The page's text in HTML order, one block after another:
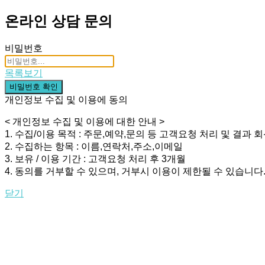
온라인 상담 문의
비밀번호
목록보기
비밀번호 확인
개인정보 수집 및 이용에 동의
< 개인정보 수집 및 이용에 대한 안내 >
1. 수집/이용 목적 : 주문,예약,문의 등 고객요청 처리 및 결과
2. 수집하는 항목 : 이름,연락처,주소,이메일
3. 보유 / 이용 기간 : 고객요청 처리 후 3개월
4. 동의를 거부할 수 있으며, 거부시 이용이 제한될 수 있습니다.
닫기